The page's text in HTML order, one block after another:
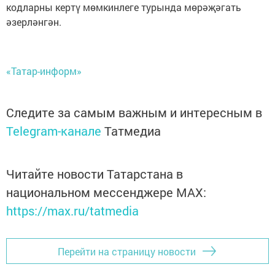
кодларны кертү мөмкинлеге турында мөрәҗәгать
әзерләнгән.
«Татар-информ»
Следите за самым важным и интересным в
Telegram-канале Татмедиа
Читайте новости Татарстана в
национальном мессенджере MАХ:
https://max.ru/tatmedia
Перейти на страницу новости